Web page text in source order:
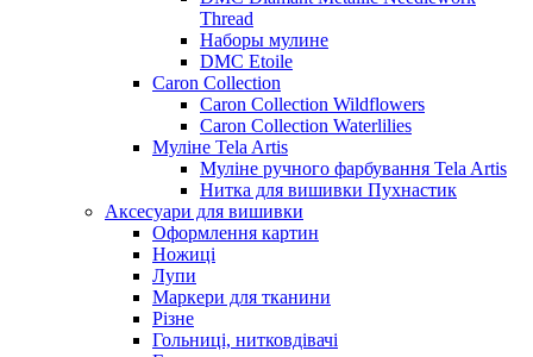
Thread
Наборы мулине
DMC Etoile
Caron Collection
Caron Collection Wildflowers
Caron Collection Waterlilies
Муліне Tela Artis
Муліне ручного фарбування Tela Artis
Нитка для вишивки Пухнастик
Аксесуари для вишивки
Оформлення картин
Ножиці
Лупи
Маркери для тканини
Різне
Гольниці, нитковдівачі